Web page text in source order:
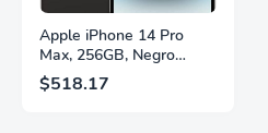
Apple iPhone 14 Pro
Max, 256GB, Negro
Espacial - Desbloqueado
(Renovado)
$518.17